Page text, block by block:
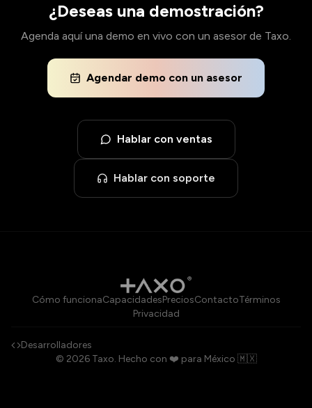
¿Deseas una demostración?
Agenda aquí una demo en vivo con un asesor de Taxo.
Agendar demo con un asesor
Hablar con ventas
Hablar con soporte
Cómo funcionaCapacidadesPreciosContactoTérminos
Privacidad
Desarrolladores
© 2026Taxo. Hecho con ❤️ para México 🇲🇽